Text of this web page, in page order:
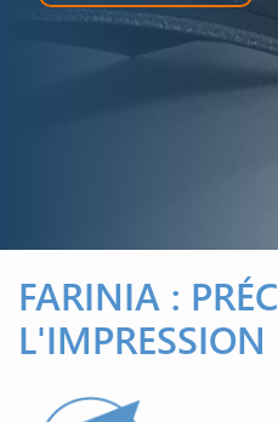
FARINIA :